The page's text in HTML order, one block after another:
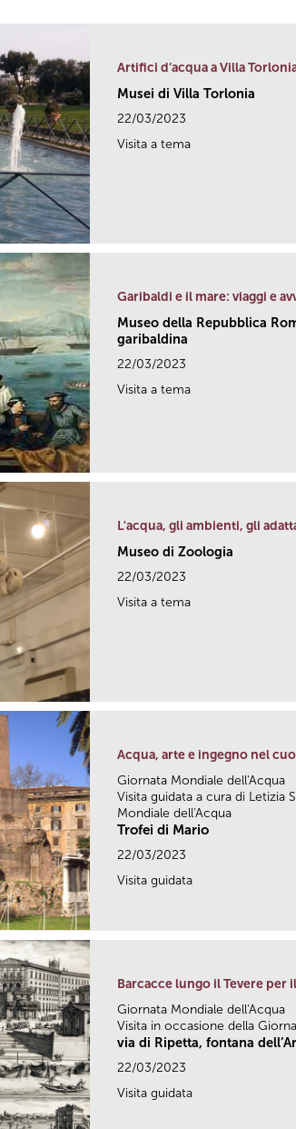
Artifici d’acqua a Villa
Musei di Villa Torlonia
22/03/2023
Visita a tema
Garibaldi e il mare: viaggi e
Museo della Repubblica
garibaldina
22/03/2023
Visita a tema
L'acqua, gli ambienti, gli
Museo di Zoologia
22/03/2023
Visita a tema
Acqua, arte e ingegno nel
Giornata Mondiale dell'Acqua
Visita guidata a cura di Letizia
Mondiale dell'Acqua
Trofei di Mario
22/03/2023
Visita guidata
Barcacce lungo il Tevere per
Giornata Mondiale dell'Acqua
Visita in occasione della
via di Ripetta, fontana
22/03/2023
Visita guidata